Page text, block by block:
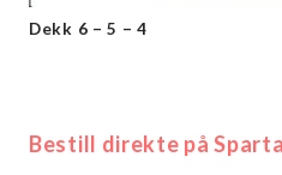
Dekk 6 – 5 – 4
Bestill direkte på